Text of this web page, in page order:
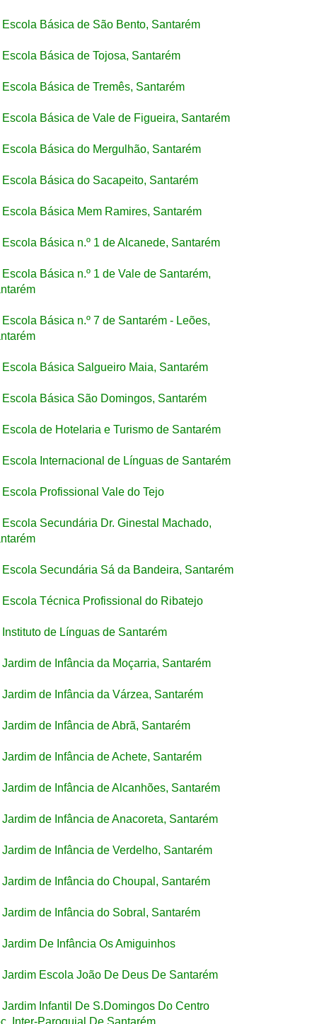
Escola Básica de São Bento, Santarém
Escola Básica de Tojosa, Santarém
Escola Básica de Tremês, Santarém
Escola Básica de Vale de Figueira, Santarém
Escola Básica do Mergulhão, Santarém
Escola Básica do Sacapeito, Santarém
Escola Básica Mem Ramires, Santarém
Escola Básica n.º 1 de Alcanede, Santarém
Escola Básica n.º 1 de Vale de Santarém,
Escola Básica n.º 7 de Santarém - Leões,
Escola Básica Salgueiro Maia, Santarém
Escola Básica São Domingos, Santarém
Escola de Hotelaria e Turismo de Santarém
Escola Internacional de Línguas de Santarém
Escola Profissional Vale do Tejo
Escola Secundária Dr. Ginestal Machado,
Escola Secundária Sá da Bandeira, Santarém
Escola Técnica Profissional do Ribatejo
Instituto de Línguas de Santarém
Jardim de Infância da Moçarria, Santarém
Jardim de Infância da Várzea, Santarém
Jardim de Infância de Abrã, Santarém
Jardim de Infância de Achete, Santarém
Jardim de Infância de Alcanhões, Santarém
Jardim de Infância de Anacoreta, Santarém
Jardim de Infância de Verdelho, Santarém
Jardim de Infância do Choupal, Santarém
Jardim de Infância do Sobral, Santarém
Jardim De Infância Os Amiguinhos
Jardim Escola João De Deus De Santarém
Jardim Infantil De S.Domingos Do Centro
Inter-Paroquial De Santarém